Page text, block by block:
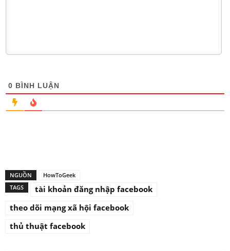
0 BÌNH LUẬN
NGUỒN
HowToGeek
TAGS
tài khoản đăng nhập facebook
theo dõi mạng xã hội facebook
thủ thuật facebook